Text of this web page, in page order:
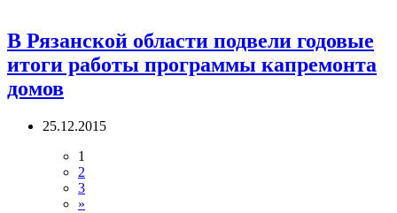
В Рязанской области подвели годовые
итоги работы программы капремонта
домов
25.12.2015
1
2
3
»